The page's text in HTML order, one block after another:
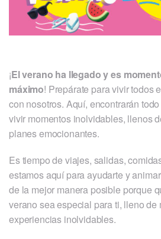
¡El verano ha llegado y es
máximo! Prepárate para vivir todos
con nosotros. Aquí, encontrarán
vivir momentos inolvidables, llenos
planes emocionantes.
Es tiempo de viajes, salidas,
estamos aquí para ayudarte y
de la mejor manera posible porque
verano sea especial para ti, lleno de
experiencias inolvidables.